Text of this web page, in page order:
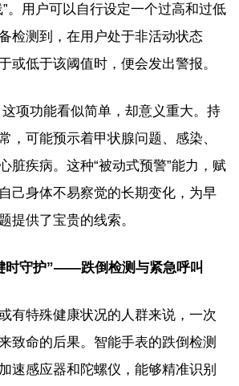
。用户可以自行设定一个过高和过低
检测到，在用户处于非活动状态
或低于该阈值时，便会发出警报。
项功能看似简单，却意义重大。持
，可能预示着甲状腺问题、感染、
脏疾病。这种“被动式预警”能力，赋
己身体不易察觉的长期变化，为早
提供了宝贵的线索。
时守护”——跌倒检测与紧急呼叫
有特殊健康状况的人群来说，一次
致命的后果。智能手表的跌倒检测
速感应器和陀螺仪，能够精准识别